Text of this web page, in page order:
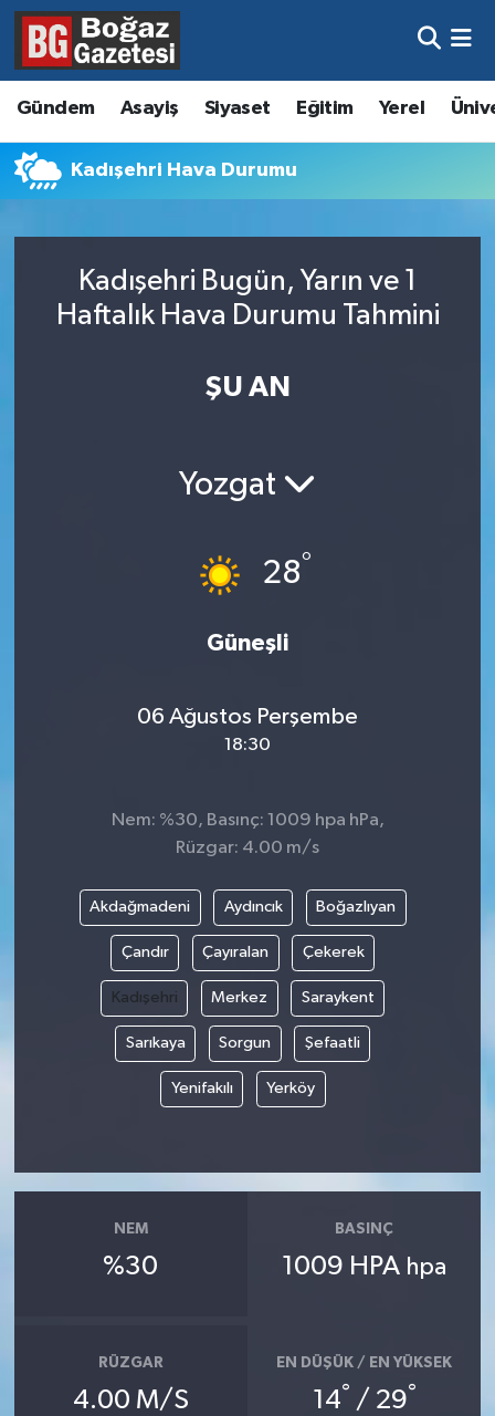
Gündem Asayiş Siyaset Eğitim Yerel
Kadışehri Hava Durumu
Kadışehri Bugün, Yarın ve 1
Haftalık Hava Durumu Tahmini
ŞU AN
Yozgat
28°
Güneşli
06 Ağustos Perşembe
18:30
Nem: %30, Basınç: 1009 hpa hPa,
Rüzgar: 4.00 m/s
Akdağmadeni Aydıncık Boğazlıyan
Çandır Çayıralan Çekerek
Kadışehri Merkez Saraykent
Sarıkaya Sorgun Şefaatli
Yenifakılı Yerköy
NEM
%30
BASINÇ
1009 HPA hpa
RÜZGAR
4.00 M/S
EN DÜŞÜK / EN YÜKSEK
14° / 29°
Asayiş
Eğitim
Ekonomi
Kültür ve Sanat
Hava Durumu
Trafik Durumu
Süper Lig Puan Durumu ve Fikstür
Son Dakika Haberleri